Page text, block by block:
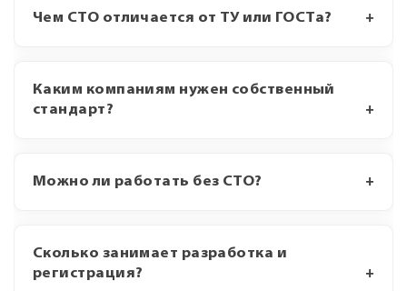
Чем СТО отличается от ТУ или ГОСТа?
Каким компаниям нужен собственный
стандарт?
Можно ли работать без СТО?
Сколько занимает разработка и
регистрация?